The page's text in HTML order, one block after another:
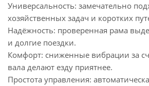
Универсальность: замечательно
хозяйственных задач и коротких
Надёжность: проверенная рама
и долгие поездки.
Комфорт: сниженные вибрации за
вала делают езду приятнее.
Простота управления: